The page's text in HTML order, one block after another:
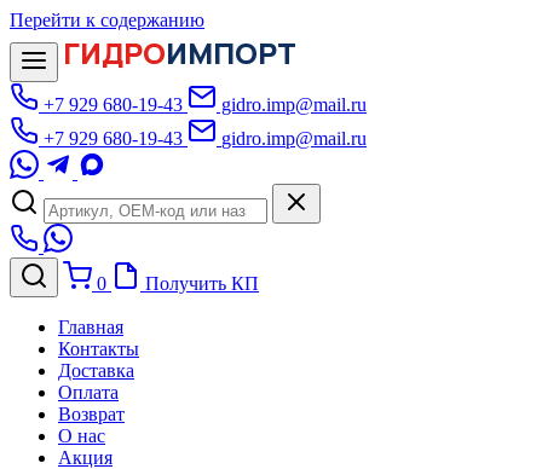
Перейти к содержанию
ГИДРОИМПОРТ
+7 929 680-19-43
gidro.imp@mail.ru
+7 929 680-19-43
gidro.imp@mail.ru
0 Получить КП
Главная
Контакты
Доставка
Оплата
Возврат
О нас
Акция